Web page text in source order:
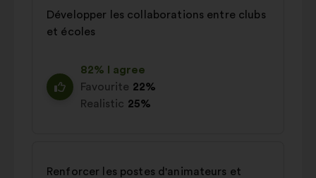
Développer les collaborations entre clubs
et écoles
82% I agree
Favourite 22%
Realistic 25%
Renforcer les postes d'animateurs et